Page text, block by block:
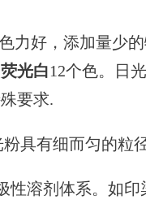
力好，添加量少
光白12个色。日
要求.
具有细而匀的粒
性溶剂体系。如